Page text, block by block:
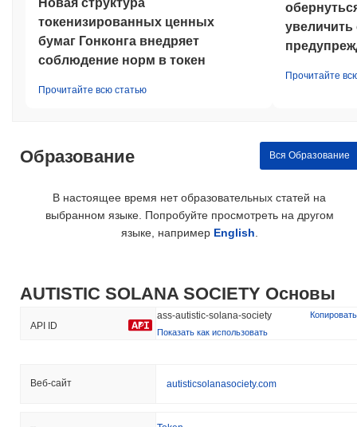
токенизированных ценных
бумаг Гонконга внедряет
соблюдение норм в токен
Прочитайте всю статью
увеличить
Прочитайте
Образование Вся Образование
В настоящее время нет образовательных статей на
выбранном языке. Попробуйте просмотреть на другом
языке, например English
AUTISTIC SOLANA SOCIETY Основы
API ID
ass-autistic-solana-society
Копировать
Показать как использовать
Веб-сайт autisticsolanasociety.com